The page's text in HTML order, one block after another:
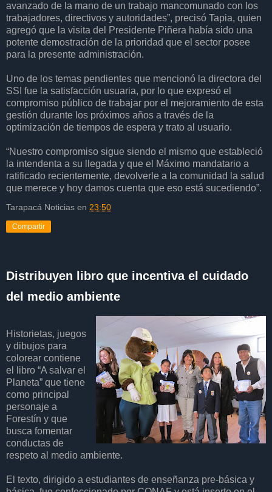
avanzado de la mano de un trabajo mancomunado con los
trabajadores, directivos y autoridades”, precisó Tapia, quien
agregó que la visita del Presidente Piñera había sido una
potente demostración de la prioridad que el sector posee
para la presente administración.
Uno de los temas pendientes que mencionó la directora del
SSI fue la satisfacción usuaria, por lo que expresó el
compromiso público de trabajar por el mejoramiento de esta
gestión durante los próximos años a través de la
optimización de tiempos de espera y trato al usuario.
“Nuestro compromiso sigue siendo el mismo que estableció
la intendenta a su llegada y que el Máximo mandatario a
ratificado recientemente, devolverle a la comunidad la salud
que merece y hoy damos cuenta que eso está sucediendo”.
Tarapacá Noticias en 23:50
Compartir
Distribuyen libro que incentiva el cuidado
del medio ambiente
Historietas, juegos
y dibujos para
colorear contiene
el libro “A salvar el
Planeta” que tiene
como principal
personaje a
Forestín y que
busca fomentar
conductas de
respeto al medio ambiente.
El texto, dirigido a estudiantes de enseñanza pre-básica y